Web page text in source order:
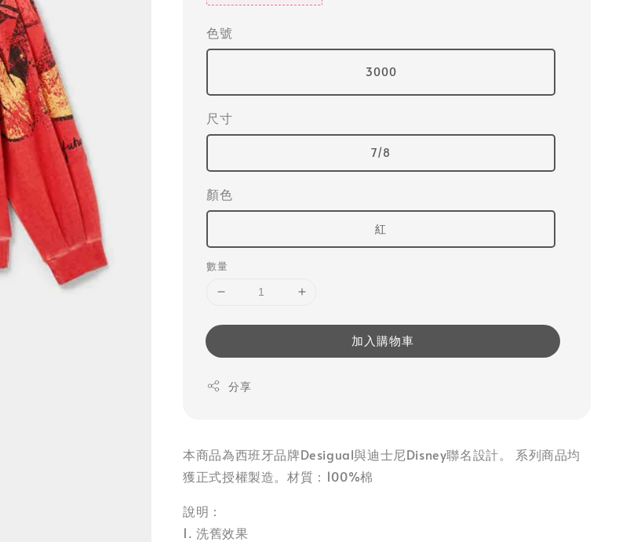
色號
3000
尺寸
7/8
顏色
紅
數量
加入購物車
分享
本商品為西班牙品牌Desigual與迪士尼Disney聯名設計。 系列商品均
獲正式授權製造。材質：100%棉
說明：
1. 洗舊效果